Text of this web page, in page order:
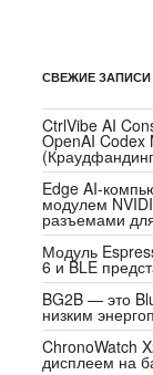
СВЕЖИЕ ЗАПИСИ
CtrlVibe AI
OpenAI Codex
Edge AI-
модулем
разъемами
Модуль
6 и BLE
BG2B — это
низким
ChronoWatch
дисплеем на